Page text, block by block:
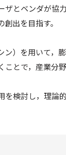
とベンダが協
出を目指す。
）を用いて，
とで，産業分
検討し，理論